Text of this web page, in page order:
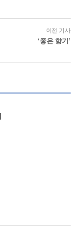
이전 기사
‘좋은 향기’